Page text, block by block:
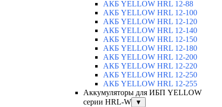
АКБ YELLOW HRL 12-88
АКБ YELLOW HRL 12-100
АКБ YELLOW HRL 12-120
АКБ YELLOW HRL 12-140
АКБ YELLOW HRL 12-150
АКБ YELLOW HRL 12-180
АКБ YELLOW HRL 12-200
АКБ YELLOW HRL 12-220
АКБ YELLOW HRL 12-250
АКБ YELLOW HRL 12-255
Аккумуляторы для ИБП YELLOW
серии HRL-W
▼